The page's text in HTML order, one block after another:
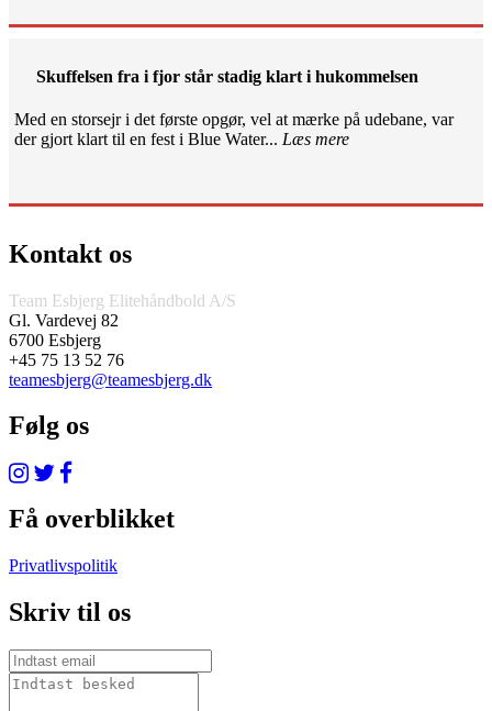
Skuffelsen fra i fjor står stadig klart i hukommelsen
Med en storsejr i det første opgør, vel at mærke på udebane, var
der gjort klart til en fest i Blue Water... Læs mere
Kontakt os
Team Esbjerg Elitehåndbold A/S
Gl. Vardevej 82
6700 Esbjerg
+45 75 13 52 76
teamesbjerg@teamesbjerg.dk
Følg os
Få overblikket
Privatlivspolitik
Skriv til os